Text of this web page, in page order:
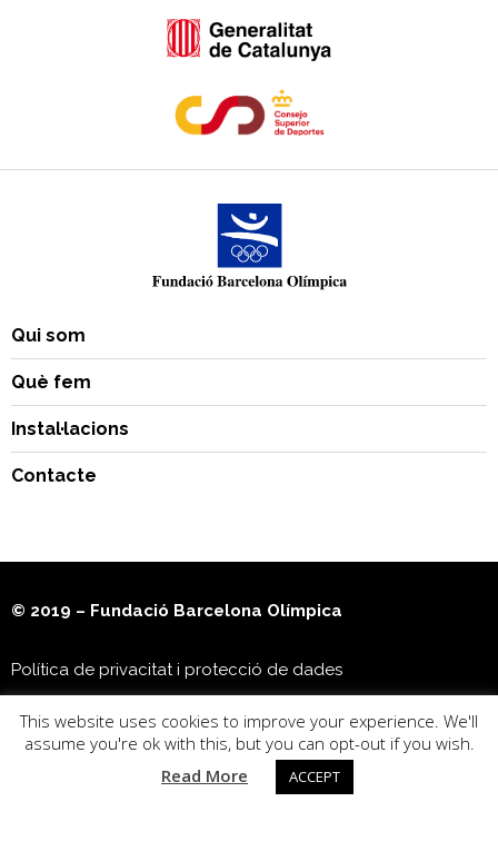
Qui som
Què fem
Instal·lacions
Contacte
© 2019 – Fundació Barcelona Olímpica
Política de privacitat i protecció de dades
Museu Olímpic i de l’Esport Joan Antoni Samaranch
This website uses cookies to improve your experience. We'll
assume you're ok with this, but you can opt-out if you wish.
Read More
ACCEPT